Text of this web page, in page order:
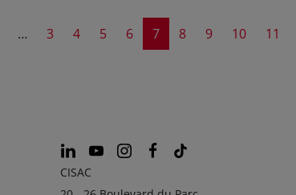
page
… Page
3 Page
4 Page
5 Page
6 Current page
7 Page
8 Page
9 Page
10 Page
11
CISAC